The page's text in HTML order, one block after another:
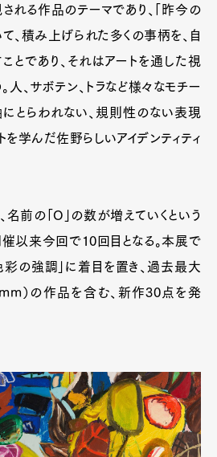
れる作品のテーマであり、「昨今の
、積み上げられた多くの事柄を、自
とであり、それはアートを通した視
人、サボテン、トラなど様々なモチー
とらわれない、規則性のない表現
を学んだ佐野らしいアイデンティティ
前の「O」の数が増えていくという
以来今回で10回目となる。本展で
彩の強調」に着目を置き、過去最大
）の作品を含む、新作30点を発